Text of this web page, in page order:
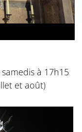
à 17h15
et août)